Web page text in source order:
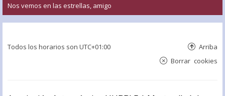
Nos vemos en las estrellas, amigo
Todos los horarios son UTC+01:00 Arriba
Borrar cookies